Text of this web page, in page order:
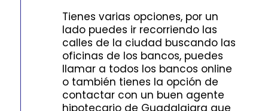
Tienes varias opciones, por un
lado puedes ir recorriendo las
calles de la ciudad buscando las
oficinas de los bancos, puedes
llamar a todos los bancos online
o también tienes la opción de
contactar con un buen agente
hipotecario de Guadalajara que